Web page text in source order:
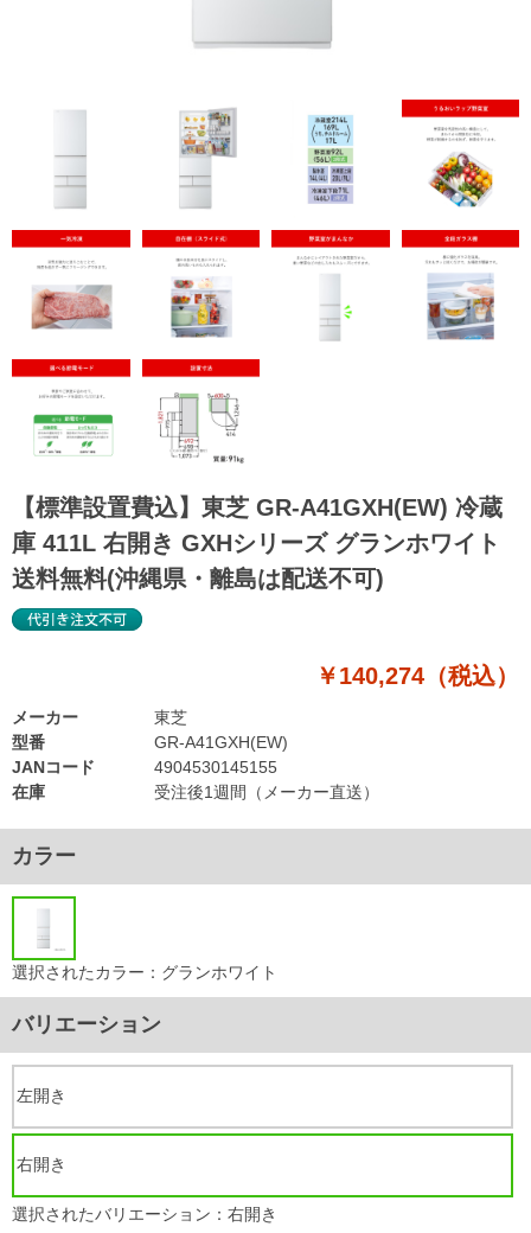
【標準設置費込】東芝 GR-A41GXH(EW) 冷蔵
庫 411L 右開き GXHシリーズ グランホワイト
送料無料(沖縄県・離島は配送不可)
￥140,274（税込）
型番
GR-A41GXH(EW)
JANコード
4904530145155
在庫
受注後1週間（メーカー直送）
メーカー 東芝
カラー
選択されたカラー：グランホワイト
バリエーション
左開き
右開き
選択されたバリエーション：右開き